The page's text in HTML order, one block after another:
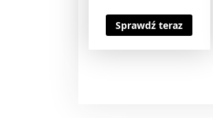
Sprawdź teraz